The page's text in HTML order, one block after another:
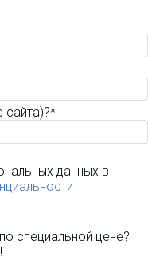
сайта)?*
данных в
специальной цене?